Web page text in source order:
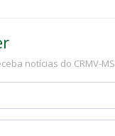
notícias do CRMV-MS